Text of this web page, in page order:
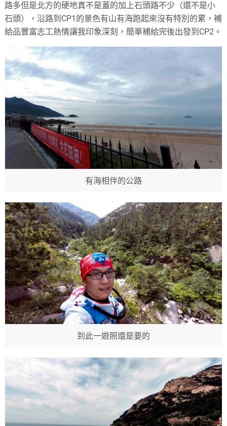
路多但是北方的硬地真不是蓋的加上石頭路不少（還不是小
石頭），沿路到CP1的景色有山有海跑起來沒有特別的累，補
給品豐富志工熱情讓我印象深刻，簡單補給完後出發到CP2。
有海相伴的公路
到此一遊照還是要的